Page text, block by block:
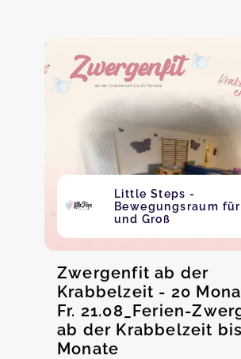
Little Steps -
Bewegungsraum
und Groß
Zwergenfit ab der
Krabbelzeit - 20
Fr. 21.08_Ferien-
ab der Krabbelzeit
Monate